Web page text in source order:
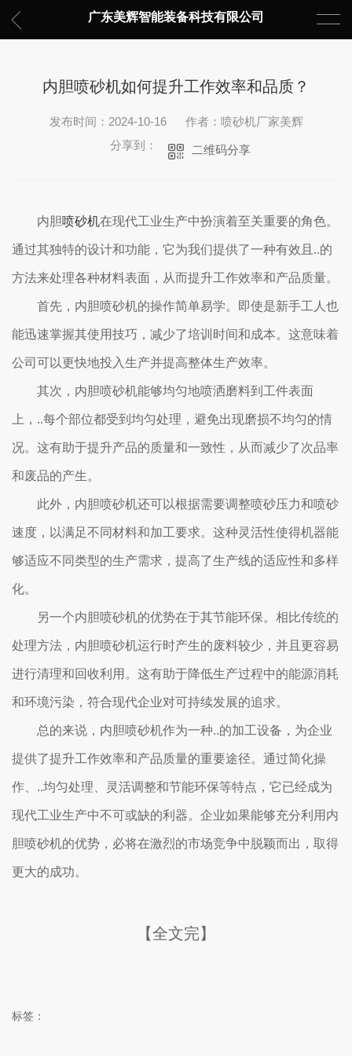
广东美辉智能装备科技有限公司
内胆喷砂机如何提升工作效率和品质？
发布时间：2024-10-16
作者：喷砂机厂家美辉
分享到：
二维码分享
内胆喷砂机在现代工业生产中扮演着至关重要的角色。
通过其独特的设计和功能，它为我们提供了一种有效且..的
方法来处理各种材料表面，从而提升工作效率和产品质量。
首先，内胆喷砂机的操作简单易学。即使是新手工人也
能迅速掌握其使用技巧，减少了培训时间和成本。这意味着
公司可以更快地投入生产并提高整体生产效率。
其次，内胆喷砂机能够均匀地喷洒磨料到工件表面
上，..每个部位都受到均匀处理，避免出现磨损不均匀的情
况。这有助于提升产品的质量和一致性，从而减少了次品率
和废品的产生。
此外，内胆喷砂机还可以根据需要调整喷砂压力和喷砂
速度，以满足不同材料和加工要求。这种灵活性使得机器能
够适应不同类型的生产需求，提高了生产线的适应性和多样
化。
另一个内胆喷砂机的优势在于其节能环保。相比传统的
处理方法，内胆喷砂机运行时产生的废料较少，并且更容易
进行清理和回收利用。这有助于降低生产过程中的能源消耗
和环境污染，符合现代企业对可持续发展的追求。
总的来说，内胆喷砂机作为一种..的加工设备，为企业
提供了提升工作效率和产品质量的重要途径。通过简化操
作、..均匀处理、灵活调整和节能环保等特点，它已经成为
现代工业生产中不可或缺的利器。企业如果能够充分利用内
胆喷砂机的优势，必将在激烈的市场竞争中脱颖而出，取得
更大的成功。
【全文完】
标签：